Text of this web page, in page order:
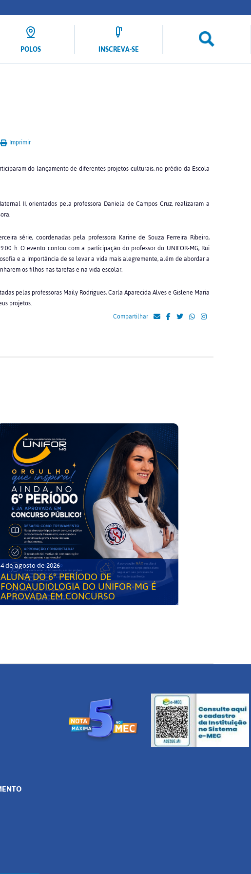
POLOS INSCREVA-SE
Imprimir
do lançamento de diferentes projetos culturais, no prédio da Escola
II, orientados pela professora Daniela de Campos Cruz, realizaram a
série, coordenadas pela professora Karine de Souza Ferreira Ribeiro,
h. O evento contou com a participação do professor do UNIFOR-MG, Rui
e a importância de se levar a vida mais alegremente, além de abordar a
os filhos nas tarefas e na vida escolar.
pelas professoras Maily Rodrigues, Carla Aparecida Alves e Gislene Maria
projetos.
Compartilhar
4 de agosto de 2026
ALUNA DO 6° PERÍODO DE
FONOAUDIOLOGIA DO UNIFOR-MG É
APROVADA EM CONCURSO